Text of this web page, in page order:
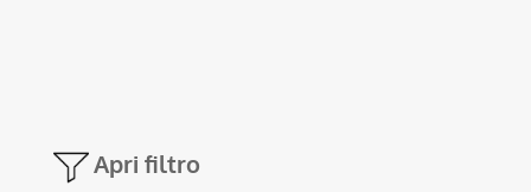
Apri filtro